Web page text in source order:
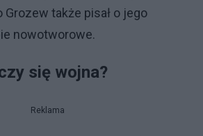
także pisał o jego
nowotworowe.
się wojna?
Reklama